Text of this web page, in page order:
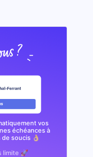
vos
échéances à
soucis 👌🏼
limite 🚀